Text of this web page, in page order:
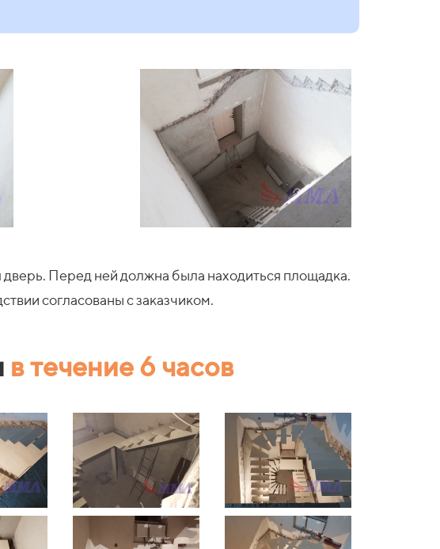
Перед ней должна была находиться площадка.
согласованы с заказчиком.
в течение 6 часов